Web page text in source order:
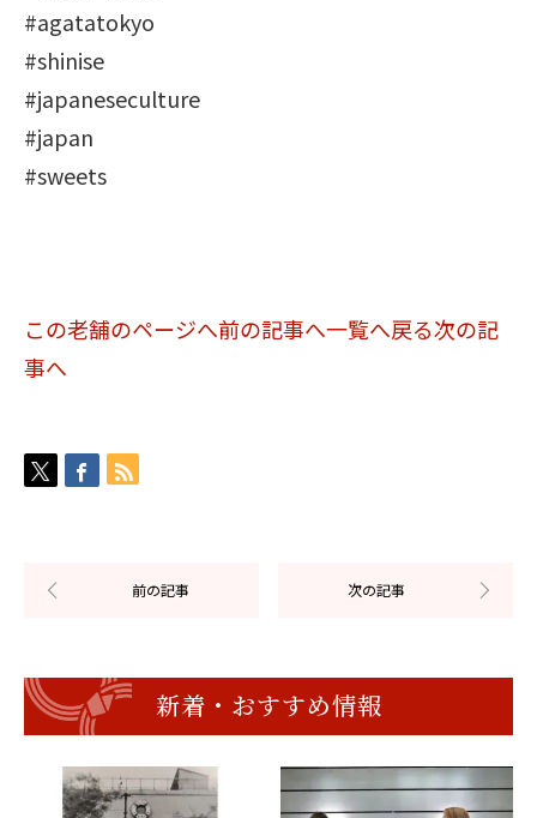
#agatatokyo
#shinise
#japaneseculture
#japan
#sweets
この老舗のページへ前の記事へ一覧へ戻る次の記
事へ
新着・おすすめ情報